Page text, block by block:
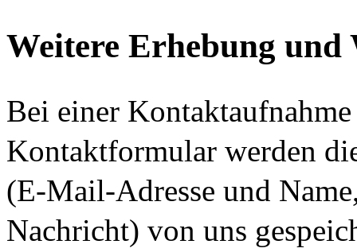
Weitere Erhebung und
Bei einer
Kontaktformular werden
(E-Mail-Adresse und
Nachricht) von uns